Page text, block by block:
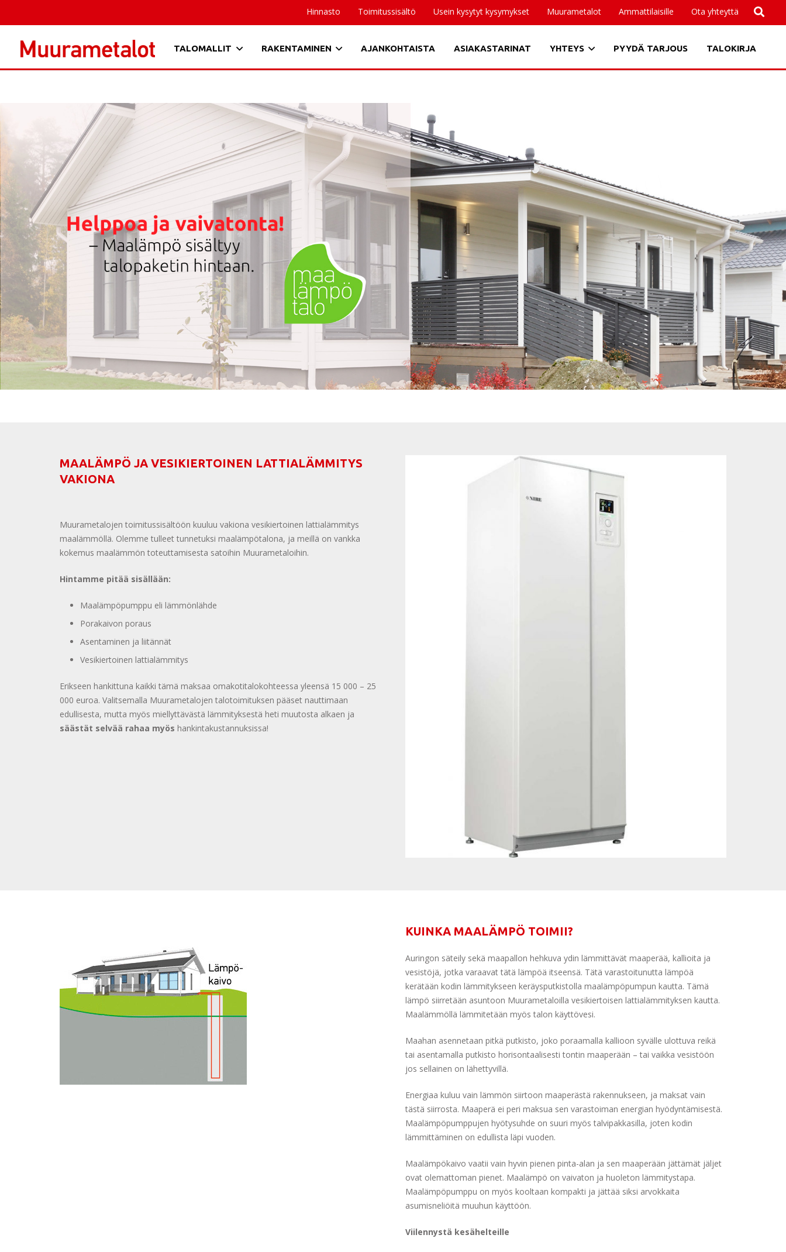
Hinnasto Toimitussisältö Usein kysytyt kysymykset Muurametalot Ammattilaisille Ota yhteyttä
TALOMALLIT RAKENTAMINEN AJANKOHTAISTA ASIAKASTARINAT YHTEYS PYYDÄ TARJOUS TALOKIRJA
MAALÄMPÖ JA VESIKIERTOINEN LATTIALÄMMITYS
VAKIONA
Muurametalojen toimitussisältöön kuuluu vakiona vesikiertoinen lattialämmitys
maalämmöllä. Olemme tulleet tunnetuksi maalämpötalona, ja meillä on vankka
kokemus maalämmön toteuttamisesta satoihin Muurametaloihin.
Hintamme pitää sisällään:
Maalämpöpumppu eli lämmönlähde
Porakaivon poraus
Asentaminen ja liitännät
Vesikiertoinen lattialämmitys
Erikseen hankittuna kaikki tämä maksaa omakotitalokohteessa yleensä 15 000 – 25
000 euroa. Valitsemalla Muurametalojen talotoimituksen pääset nauttimaan
edullisesta, mutta myös miellyttävästä lämmityksestä heti muutosta alkaen ja
säästät selvää rahaa myös hankintakustannuksissa!
KUINKA MAALÄMPÖ TOIMII?
Auringon säteily sekä maapallon hehkuva ydin lämmittävät maaperää, kallioita ja
vesistöjä, jotka varaavat tätä lämpöä itseensä. Tätä varastoitunutta lämpöä
kerätään kodin lämmitykseen keräysputkistolla maalämpöpumpun kautta. Tämä
lämpö siirretään asuntoon Muurametaloilla vesikiertoisen lattialämmityksen kautta.
Maalämmöllä lämmitetään myös talon käyttövesi.
Maahan asennetaan pitkä putkisto, joko poraamalla kallioon syvälle ulottuva reikä
tai asentamalla putkisto horisontaalisesti tontin maaperään – tai vaikka vesistöön
jos sellainen on lähettyvillä.
Energiaa kuluu vain lämmön siirtoon maaperästä rakennukseen, ja maksat vain
tästä siirrosta. Maaperä ei peri maksua sen varastoiman energian hyödyntämisestä.
Maalämpöpumppujen hyötysuhde on suuri myös talvipakkasilla, joten kodin
lämmittäminen on edullista läpi vuoden.
Maalämpökaivo vaatii vain hyvin pienen pinta-alan ja sen maaperään jättämät jäljet
ovat olemattoman pienet. Maalämpö on vaivaton ja huoleton lämmitystapa.
Maalämpöpumppu on myös kooltaan kompakti ja jättää siksi arvokkaita
asumisneliöitä muuhun käyttöön.
Viilennystä kesähelteille